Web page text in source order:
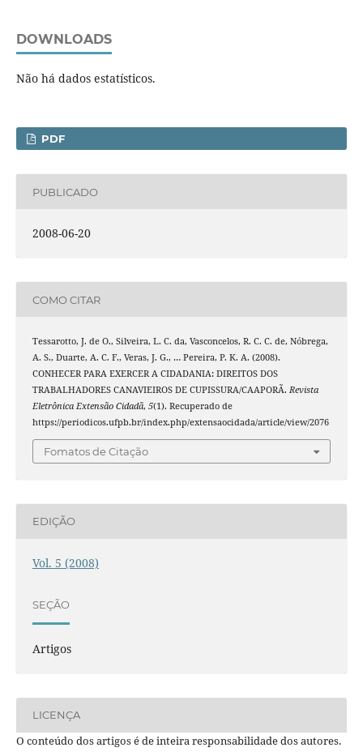
DOWNLOADS
Não há dados estatísticos.
PDF
PUBLICADO
2008-06-20
COMO CITAR
Tessarotto, J. de O., Silveira, L. C. da, Vasconcelos, R. C. C. de, Nóbrega,
A. S., Duarte, A. C. F., Veras, J. G., … Pereira, P. K. A. (2008).
CONHECER PARA EXERCER A CIDADANIA: DIREITOS DOS
TRABALHADORES CANAVIEIROS DE CUPISSURA/CAAPORÃ. Revista
Eletrônica Extensão Cidadã, 5(1). Recuperado de
https://periodicos.ufpb.br/index.php/extensaocidada/article/view/2076
Fomatos de Citação
EDIÇÃO
Vol. 5 (2008)
SEÇÃO
Artigos
LICENÇA
O conteúdo dos artigos é de inteira responsabilidade dos autores.